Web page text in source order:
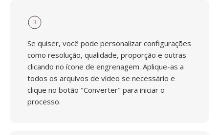
3
Se quiser, você pode personalizar configurações
como resolução, qualidade, proporção e outras
clicando no ícone de engrenagem. Aplique-as a
todos os arquivos de vídeo se necessário e
clique no botão "Converter" para iniciar o
processo.